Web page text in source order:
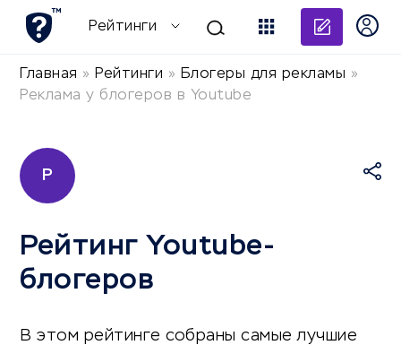
Рейтинги
Главная » Рейтинги » Блогеры для рекламы »
Реклама у блогеров в Youtube
Р
Рейтинг Youtube-
блогеров
В этом рейтинге собраны самые лучшие